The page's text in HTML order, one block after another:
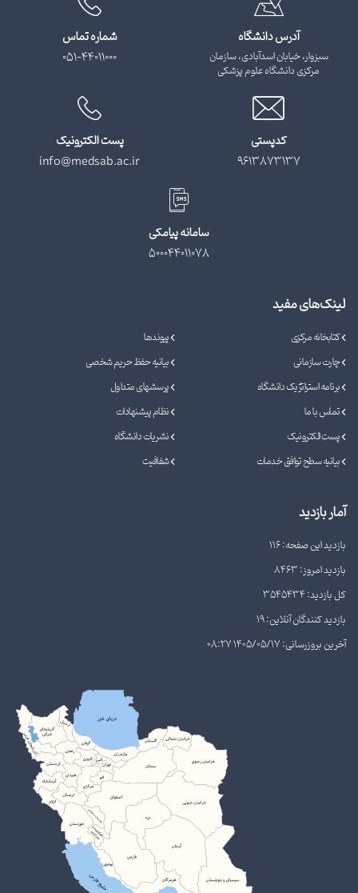
آدرس دانشگاه
سبزوار، خیابان اسدآبادی، سازمان
مرکزی دانشگاه علوم پزشکی
شماره تماس
051-44011000
کدپستی
9613873137
پست الکترونیک
info@medsab.ac.ir
سامانه پیامکی
500044011078
لینک‌های مفید
کتابخانه مرکزی
پیوندها
چارت سازمانی
بیانیه حفظ حریم شخصی
برنامه استراتژیک دانشگاه
پرسشهای متداول
تماس با ما
نظام پیشنهادات
پست الکترونیک
نشریات دانشگاه
بیانیه سطح توافق خدمات
شفافیت
آمار بازدید
بازدید این صفحه: 116
بازدید امروز: 8463
کل بازدید: 3545434
بازدید کنندگان آنلاین: 19
آخرین بروزرسانی: 1405/05/17 08:27